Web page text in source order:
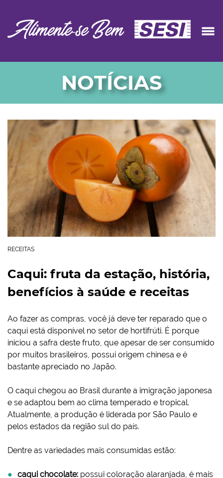
NOTÍCIAS
RECEITAS
Caqui: fruta da estação, história,
benefícios à saúde e receitas
Ao fazer as compras, você já deve ter reparado que o
caqui está disponível no setor de hortifrúti. É porque
iniciou a safra deste fruto, que apesar de ser consumido
por muitos brasileiros, possui origem chinesa e é
bastante apreciado no Japão.
O caqui chegou ao Brasil durante a imigração japonesa
e se adaptou bem ao clima temperado e tropical.
Atualmente, a produção é liderada por São Paulo e
pelos estados da região sul do país.
Dentre as variedades mais consumidas estão:
caqui chocolate: possui coloração alaranjada, é mais